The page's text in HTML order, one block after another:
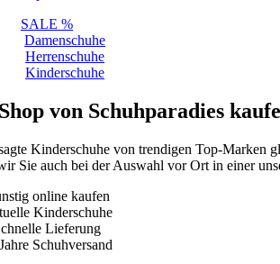
SALE %
Damenschuhe
Herrenschuhe
Kinderschuhe
von Schuhparadies
Kinderschuhe von trendigen Top-Marken
Sie auch bei der Auswahl vor Ort in einer
online kaufen
Kinderschuhe
Lieferung
Schuhversand